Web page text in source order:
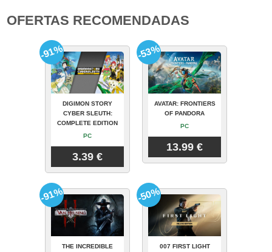
OFERTAS RECOMENDADAS
DIGIMON STORY
CYBER SLEUTH:
COMPLETE EDITION
PC
3.39 €
-91%
AVATAR: FRONTIERS
OF PANDORA
PC
13.99 €
-53%
THE INCREDIBLE
-91%
007 FIRST LIGHT
-50%